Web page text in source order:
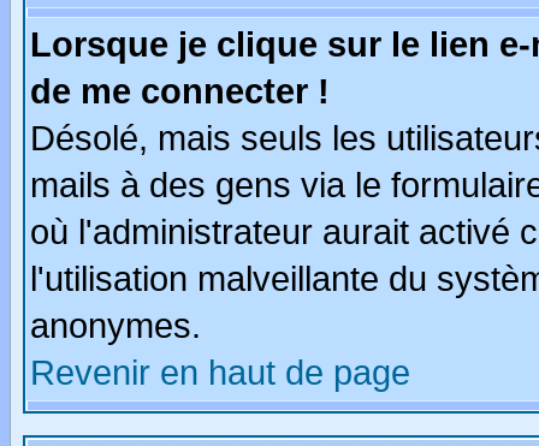
Lorsque je clique sur le lien
de me connecter !
Désolé, mais seuls les
mails à des gens via le
où l'administrateur aurait activé
l'utilisation malveillante du
anonymes.
Revenir en haut de page